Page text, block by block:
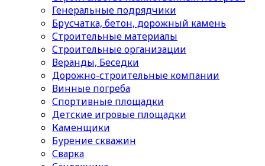
Генеральные подрядчики
Брусчатка, бетон, дорожный камень
Строительные материалы
Cтроительные организации
Веранды, Беседки
Дорожно-строительные компании
Винные погреба
Спортивные площадки
Детские игровые площадки
Каменщики
Бурение скважин
Сварка